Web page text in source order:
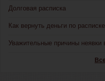
Долговая расписка
Как вернуть деньги по
Уважительные причины неявки